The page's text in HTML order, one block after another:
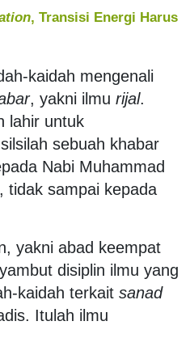
, Transisi Energi Harus
kaidah mengenali
, yakni ilmu rijal.
lahir untuk
sebuah khabar
Nabi Muhammad
tidak sampai kepada
yakni abad keempat
disiplin ilmu yang
kaidah terkait sanad
Itulah ilmu